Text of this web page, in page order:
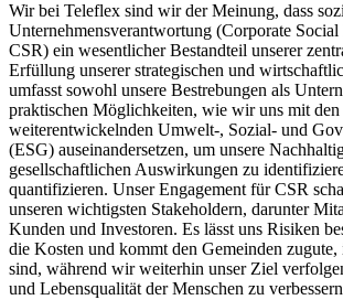
Wir bei Teleflex sind wir der Meinung, dass
Unternehmensverantwortung (Corporate
CSR) ein wesentlicher Bestandteil unserer
Erfüllung unserer strategischen und
umfasst sowohl unsere Bestrebungen als
praktischen Möglichkeiten, wie wir uns mit den
weiterentwickelnden Umwelt-, Sozial- und
(ESG) auseinandersetzen, um unsere
gesellschaftlichen Auswirkungen zu
quantifizieren. Unser Engagement für CSR
unseren wichtigsten Stakeholdern, darunter
Kunden und Investoren. Es lässt uns Risiken
die Kosten und kommt den Gemeinden
sind, während wir weiterhin unser Ziel
und Lebensqualität der Menschen zu